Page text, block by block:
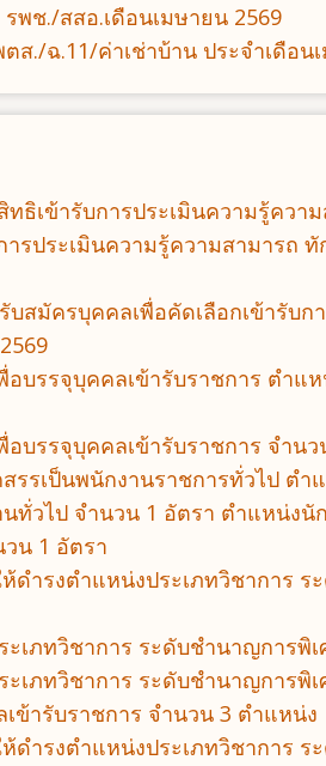
พช./สสอ.เดือนเมษายน 2569
ส./ฉ.11/ค่าเช่าบ้าน ประจำเดือน
ธิเข้ารับการประเมินความรู้ควา
รประเมินความรู้ความสามารถ
บสมัครบุคคลเพื่อคัดเลือกเข้ารับ
บรรจุบุคคลเข้ารับราชการ ตำแ
บรรจุบุคคลเข้ารับราชการ จำน
รรเป็นพนักงานราชการทั่วไป ตำ
วไป จำนวน 1 อัตรา ตำแหน่งนั
น 1 อัตรา
ดำรงตำแหน่งประเภทวิชาการ ร
เภทวิชาการ ระดับชำนาญการพิ
เภทวิชาการ ระดับชำนาญการพิ
ข้ารับราชการ จำนวน 3 ตำแหน่ง
ดำรงตำแหน่งประเภทวิชาการ ร